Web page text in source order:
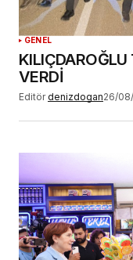
GENEL
VERDİ
Editör denizdogan26/